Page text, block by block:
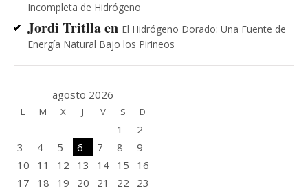
Incompleta de Hidrógeno
Jordi Tritllaen El Hidrógeno Dorado: Una Fuente de
Energía Natural Bajo los Pirineos
agosto 2026
L M X J V S D
1
2
3
4 5 6 7 8
9
10
11 12 13 14 15
16
17
18 19 20 21 22
23